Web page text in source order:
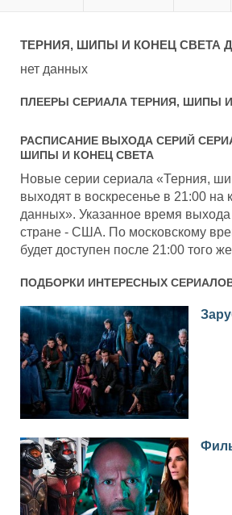
ТЕРНИЯ, ШИПЫ И КОНЕЦ СВЕТА
нет данных
ПЛЕЕРЫ СЕРИАЛА ТЕРНИЯ, ШИПЫ
РАСПИСАНИЕ ВЫХОДА СЕРИЙ
ШИПЫ И КОНЕЦ СВЕТА
Новые серии сериала «Терния,
выходят в воскресенье в 21:00 на
данных». Указанное время выхода
стране - США. По московскому
будет доступен после 21:00 того
ПОДБОРКИ ИНТЕРЕСНЫХ